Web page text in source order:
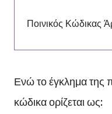
Ποινικός Κώδικας
Ενώ το έγκλημα της
κώδικα ορίζεται ως: